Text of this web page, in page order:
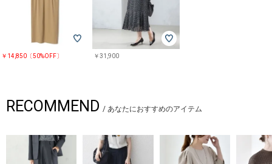
￥14,850〔50%OFF〕 ￥31,900
RECOMMEND / あなたにおすすめのアイテム